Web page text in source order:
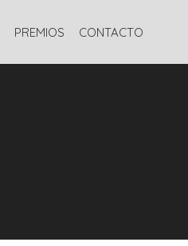
PREMIOS CONTACTO